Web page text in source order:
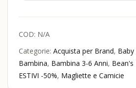
COD: N/A
Categorie: Acquista per Brand,
Bambina, Bambina 3-6 Anni, Bean's
ESTIVI -50%, Magliette e Camicie